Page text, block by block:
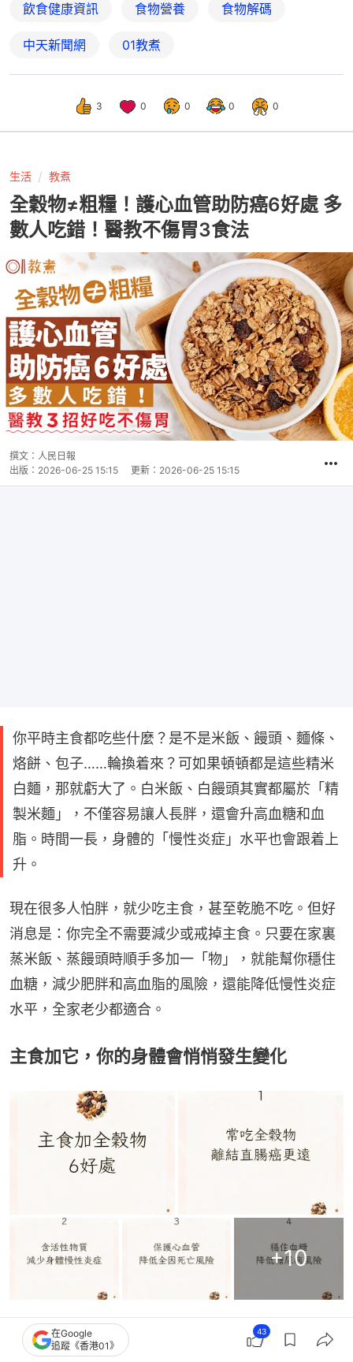
飲食健康資訊 食物營養 食物解碼
中天新聞網 01教煮
3 0 0 0 0
生活 教煮
全穀物≠粗糧！護心血管助防癌6好處 多
數人吃錯！醫教不傷胃3食法
撰文： 人民日報
出版： 2026-06-25 15:15 更新： 2026-06-25 15:15
你平時主食都吃些什麼？是不是米飯、饅頭、麵條、
烙餅、包子……輪換着來？可如果頓頓都是這些精米
白麵，那就虧大了。白米飯、白饅頭其實都屬於「精
製米麵」，不僅容易讓人長胖，還會升高血糖和血
脂。時間一長，身體的「慢性炎症」水平也會跟着上
升。
現在很多人怕胖，就少吃主食，甚至乾脆不吃。但好
消息是：你完全不需要減少或戒掉主食。只要在家裏
蒸米飯、蒸饅頭時順手多加一「物」，就能幫你穩住
血糖，減少肥胖和高血脂的風險，還能降低慢性炎症
水平，全家老少都適合。
主食加它，你的身體會悄悄發生變化
+10
多加的這一「物」，到底是什麼？就是——全穀物。
中國國家衛生健康委在2025年發布的健康飲食核心訊
在Google
追蹤《香港01》
43